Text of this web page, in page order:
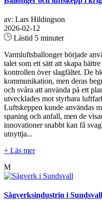
av: Lars Hildingson
2026-02-12
Lästid 5 minuter
Varmluftsballonger började
talet som ett sätt att skapa
kontrollen över slagfältet. De
kommunikation, men deras
och svåra att använda på ett
utvecklades mot styrbara
Luftskeppen kunde användas
spaning och anfall, men de
innovationer snabbt kan få
utnyttja...
+ Läs mer
M
Sågverksindustrin i